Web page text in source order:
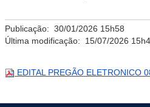
Publicação: 30/01/2026 15h58
Última modificação: 15/07/2026
EDITAL PREGÃO ELETRONICO